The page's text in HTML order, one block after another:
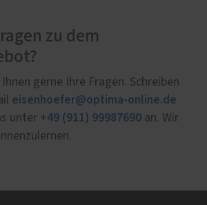
zu dem
gerne Ihre Fragen. Schreiben
eisenhoefer@optima-online.de
unter +49 (911) 99987690 an. Wir